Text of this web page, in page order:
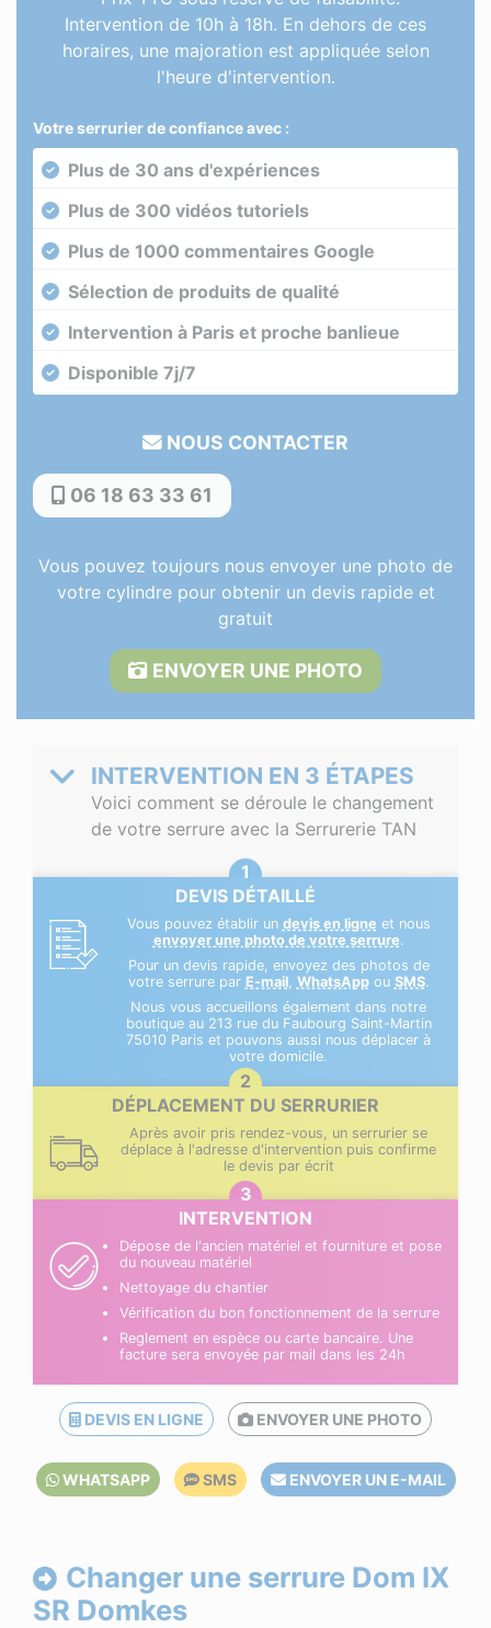
Intervention de 10h à 18h. En dehors de ces
horaires, une majoration est appliquée selon
l'heure d'intervention.
Votre serrurier de confiance avec :
Plus de 30 ans d'expériences
Plus de 300 vidéos tutoriels
Plus de 1000 commentaires Google
Sélection de produits de qualité
Intervention à Paris et proche banlieue
Disponible 7j/7
NOUS CONTACTER
06 18 63 33 61
Vous pouvez toujours nous envoyer une photo de
votre cylindre pour obtenir un devis rapide et
gratuit
ENVOYER UNE PHOTO
INTERVENTION EN 3 ÉTAPES
Voici comment se déroule le changement
de votre serrure avec la Serrurerie TAN
DEVIS DÉTAILLÉ
Vous pouvez établir un devis en ligne et nous
envoyer une photo de votre serrure.
Pour un devis rapide, envoyez des photos de
votre serrure par E-mail, WhatsAppou SMS.
Nous vous accueillons également dans notre
boutique au 213 rue du Faubourg Saint-Martin
75010 Paris et pouvons aussi nous déplacer à
votre domicile.
DÉPLACEMENT DU SERRURIER
Après avoir pris rendez-vous, un serrurier se
déplace à l'adresse d'intervention puis confirme
le devis par écrit
INTERVENTION
Dépose de l'ancien matériel et fourniture et pose
du nouveau matériel
Nettoyage du chantier
Vérification du bon fonctionnement de la serrure
Reglement en espèce ou carte bancaire. Une
facture sera envoyée par mail dans les 24h
DEVIS EN LIGNE ENVOYER UNE PHOTO
WHATSAPP SMS ENVOYER UN E-MAIL
Changer une serrure Dom IX
SR Domkes